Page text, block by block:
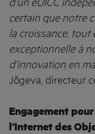
d’un eUICC
certain que notre
la croissance,
exceptionnelle à
d’innovation en
Jõgeva, directeur
Engagement
l’Internet des